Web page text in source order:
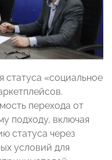
статуса «социальное
перехода от
подходу, включая
статуса через
условий для